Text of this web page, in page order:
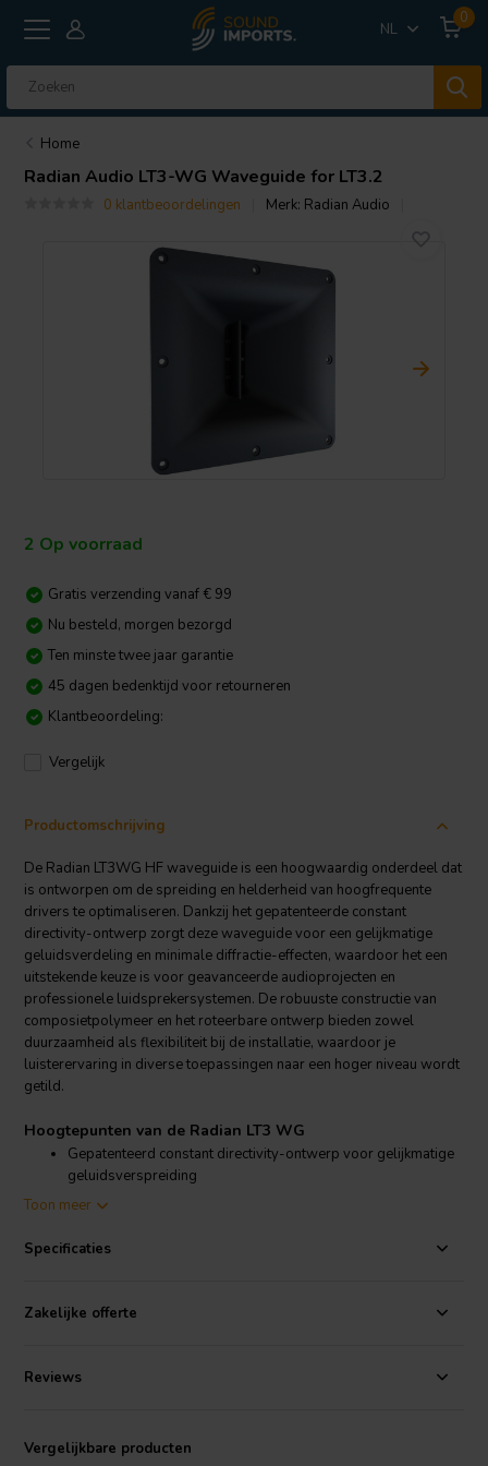
NL
0
Home
Radian Audio LT3-WG Waveguide for LT3.2
0 klantbeoordelingen Merk: Radian Audio
2 Op voorraad
Gratis verzending vanaf € 99
Nu besteld, morgen bezorgd
Ten minste twee jaar garantie
45 dagen bedenktijd voor retourneren
Klantbeoordeling:
Vergelijk
Productomschrijving
De Radian LT3WG HF waveguide is een hoogwaardig onderdeel dat
is ontworpen om de spreiding en helderheid van hoogfrequente
drivers te optimaliseren. Dankzij het gepatenteerde constant
directivity-ontwerp zorgt deze waveguide voor een gelijkmatige
geluidsverdeling en minimale diffractie-effecten, waardoor het een
uitstekende keuze is voor geavanceerde audioprojecten en
professionele luidsprekersystemen. De robuuste constructie van
composietpolymeer en het roteerbare ontwerp bieden zowel
duurzaamheid als flexibiliteit bij de installatie, waardoor je
luisterervaring in diverse toepassingen naar een hoger niveau wordt
getild.
Hoogtepunten van de Radian LT3 WG
Gepatenteerd constant directivity-ontwerp voor gelijkmatige
geluidsverspreiding
Minimale diffractie-effecten aan de randen voor verbeterde
Structureel versterkt, hoogwaardig composiet polymeer
de Radian LT3 planar ribbon driver. Het constant directivity-patroon
zorgt voor een horizontale dekking van 90 graden en een verticale
Toon meer
Specificaties
Zakelijke offerte
Reviews
Vergelijkbare producten